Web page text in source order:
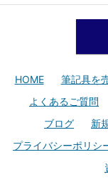
HOME 筆記具を
よくあるご質問
ブログ
新
プライバシーポリシ